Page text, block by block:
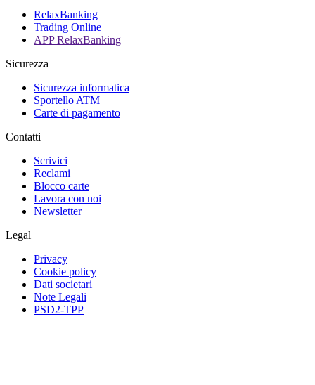
RelaxBanking
Trading Online
APP RelaxBanking
Sicurezza
Sicurezza informatica
Sportello ATM
Carte di pagamento
Contatti
Scrivici
Reclami
Blocco carte
Lavora con noi
Newsletter
Legal
Privacy
Cookie policy
Dati societari
Note Legali
PSD2-TPP